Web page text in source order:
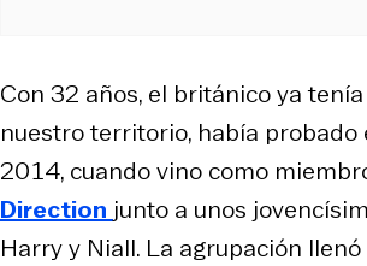
Con 32 años, el británico ya
nuestro territorio, había probado
2014, cuando vino como
Direction junto a unos
Harry y Niall. La agrupación